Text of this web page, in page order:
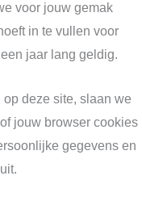
voor jouw gemak
in te vullen voor
jaar lang geldig.
op deze site, slaan we
jouw browser cookies
gegevens en